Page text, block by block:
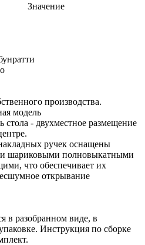
Значение
производства.
модель
стола - двухместное размещение
ручек оснащены
шариковыми полновыкатными
что обеспечивает их
открывание
в разобранном виде, в
Инструкция по сборке